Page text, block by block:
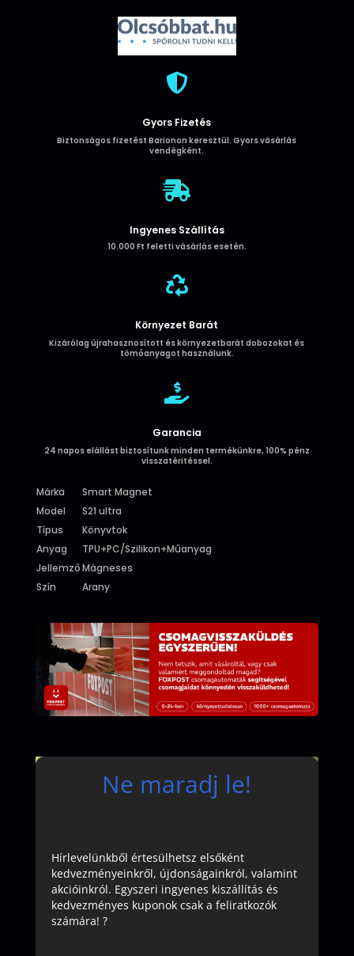

Gyors Fizetés
Biztonságos fizetést Barionon keresztül. Gyors vásárlás
vendégként.

Ingyenes Szállítás
10.000 Ft feletti vásárlás esetén.

Környezet Barát
Kizárólag újrahasznosított és környezetbarát dobozokat és
tömőanyagot használunk.

Garancia
24 napos elállást biztosítunk minden termékünkre, 100% pénz
visszatéritéssel.
Márka
Smart Magnet
Model
S21 ultra
Típus
Könyvtok
Anyag
TPU+PC/Szilikon+Műanyag
JellemzőMágneses
Szín
Arany
Ne maradj le!
Hírlevelünkből értesülhetsz elsőként
kedvezményeinkről, újdonságainkról, valamint
akcióinkról. Egyszeri ingyenes kiszállítás és
kedvezményes kuponok csak a feliratkozók
számára! ?